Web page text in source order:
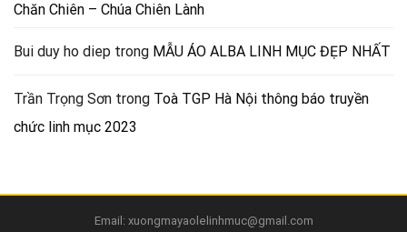
Chăn Chiên – Chúa Chiên Lành
Bui duy ho diep trong MẪU ÁO ALBA LINH MỤC ĐẸP NHẤT
Trần Trọng Sơn trong Toà TGP Hà Nội thông báo truyền
chức linh mục 2023
Email: xuongmayaolelinhmuc@gmail.com